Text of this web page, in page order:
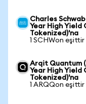
Charles
Year High Yield
Tokenized)'na
1 SCHWon eşittir
Arqit Quantum
Year High Yield
Tokenized)'na
1 ARQQon